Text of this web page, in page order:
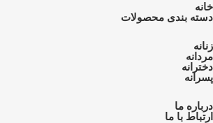
خانه
دسته بندی محصولات
زنانه
مردانه
دخترانه
پسرانه
درباره ما
ارتباط با ما